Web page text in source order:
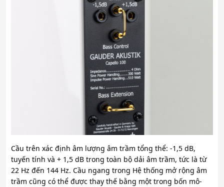
Cầu trên xác định âm lượng âm trầm tổng thể: -1,5 dB,
tuyến tính và + 1,5 dB trong toàn bộ dải âm trầm, tức là từ
22 Hz đến 144 Hz. Cầu ngang trong Hệ thống mở rộng âm
trầm cũng có thể được thay thế bằng một trong bốn mô-